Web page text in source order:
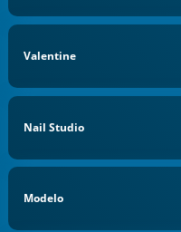
Valentine
Nail Studio
Modelo